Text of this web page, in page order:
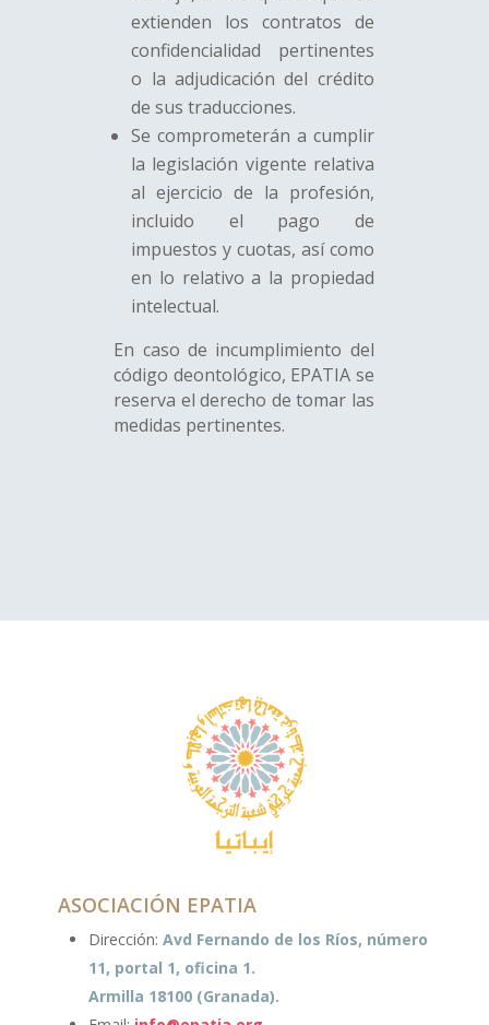
extienden los contratos de
confidencialidad pertinentes
o la adjudicación del crédito
de sus traducciones.
Se comprometerán a cumplir
la legislación vigente relativa
al ejercicio de la profesión,
incluido el pago de
impuestos y cuotas, así como
en lo relativo a la propiedad
intelectual.
En caso de incumplimiento del
código deontológico, EPATIA se
reserva el derecho de tomar las
medidas pertinentes.
ASOCIACIÓN EPATIA
Dirección: Avd Fernando de los Ríos, número
11, portal 1, oficina 1.
Armilla 18100 (Granada).